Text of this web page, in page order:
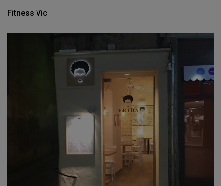
Fitness Vic